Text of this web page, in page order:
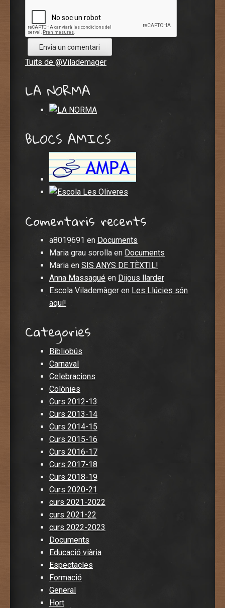
Tuits de @Vilademager
LA NORMA
BLOCS AMICS
Comentaris recents
a8019691 en Documents
Maria grau sorolla en Documents
Maria en SIS ANYS DE TÈXTIL!
Anna Massagué en Dijous llarder
Escola Vilademàger en Les Llúcies són
aquí!
Categories
Bibliobús
Carnaval
Celebracions
Colònies
Curs 2012-13
Curs 2013-14
Curs 2014-15
Curs 2015-16
Curs 2016-17
Curs 2017-18
Curs 2018-19
Curs 2020-21
curs 2021-2022
curs 2021-22
curs 2022-2023
Documents
Educació viària
Espectacles
Formació
General
Hort